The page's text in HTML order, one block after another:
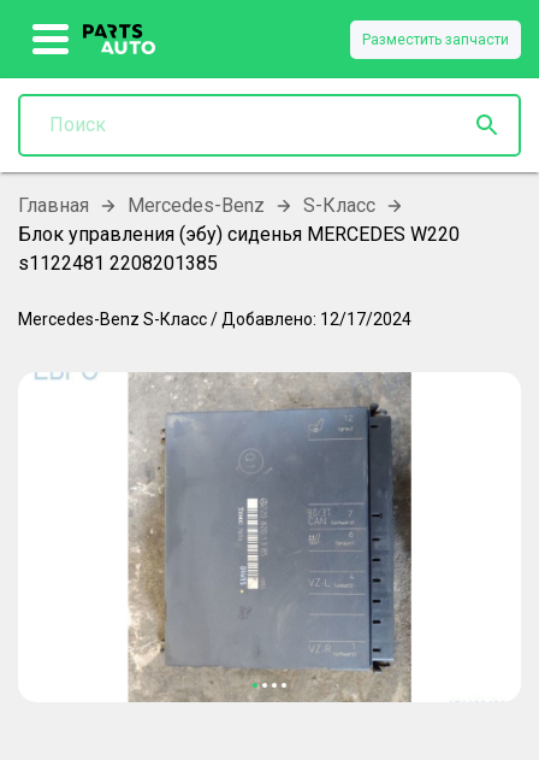
Разместить запчасти
Главная Mercedes-Benz
S-Класс
Блок управления (эбу) сиденья MERCEDES W220
s1122481 2208201385
Mercedes-Benz S-Класс/ Добавлено: 12/17/2024